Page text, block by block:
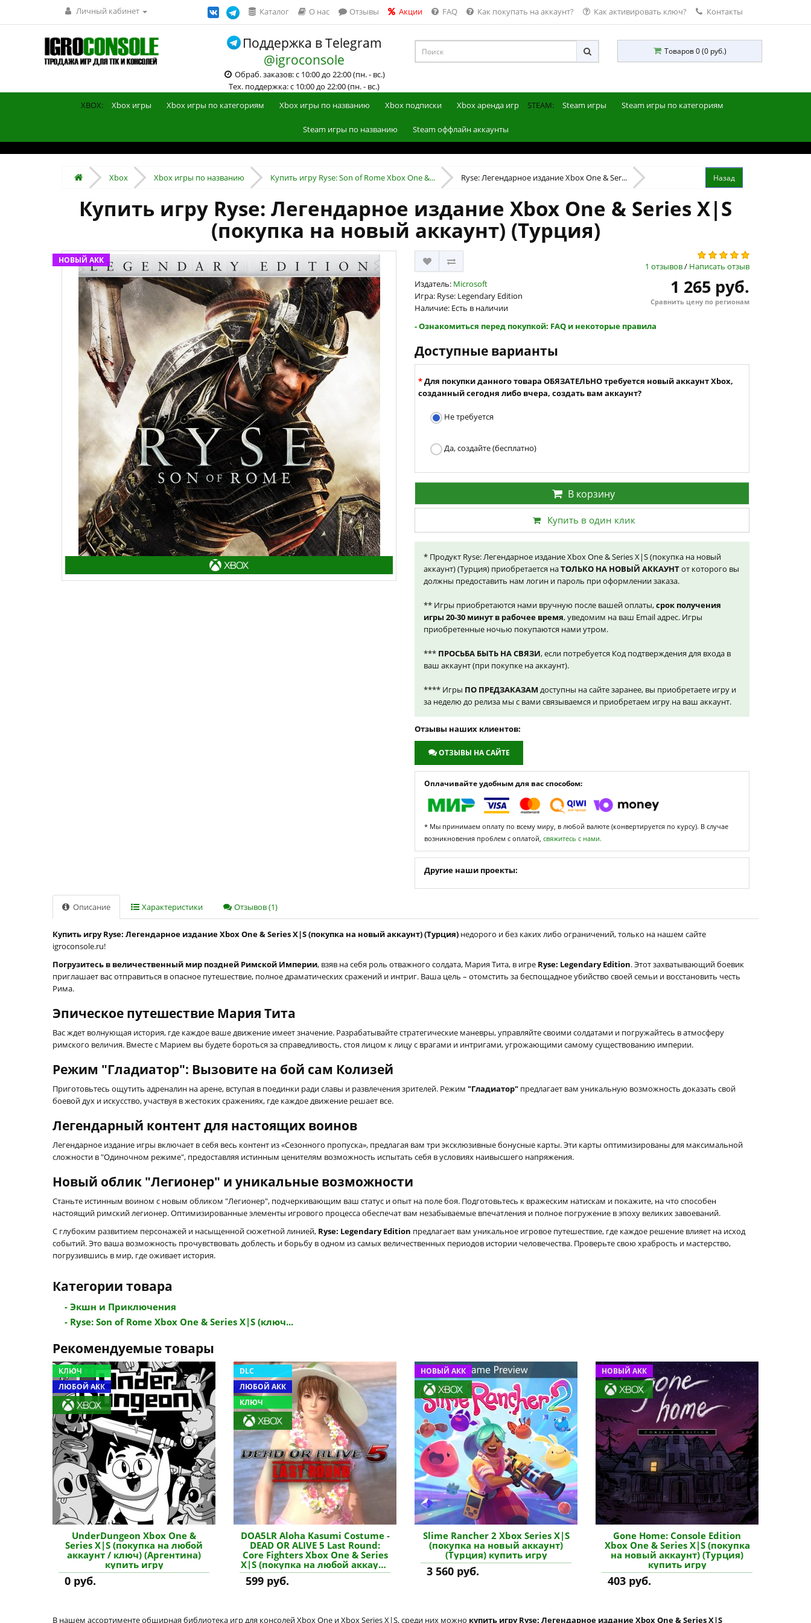
Личный кабинет Каталог О нас Отзывы Акции FAQ Как покупать на аккаунт? Как активировать ключ? Контакты
Поддержка в Telegram
@igroconsole
Обраб. заказов: с 10:00 до 22:00 (пн. - вс.)
Тех. поддержка: с 10:00 до 22:00 (пн. - вс.)
Товаров 0 (0 руб.)
XBOX: Xbox игры Xbox игры по категориям Xbox игры по названию Xbox подписки Xbox аренда игр STEAM: Steam игры Steam игры по категориям
Steam игры по названию Steam оффлайн аккаунты
Xbox Xbox игры по названию Купить игру Ryse: Son of Rome Xbox One &... Ryse: Легендарное издание Xbox One & Ser...
Купить игру Ryse: Легендарное издание Xbox One & Series X|S
(покупка на новый аккаунт) (Турция)
НОВЫЙ АКК
1 отзывов/ Написать отзыв
Издатель: Microsoft
Игра: Ryse: Legendary Edition
Наличие: Есть в наличии
1 265 руб.
Сравнить цену по регионам
- Ознакомиться перед покупкой: FAQ и некоторые правила
Доступные варианты
Для покупки данного товара ОБЯЗАТЕЛЬНО требуется новый аккаунт Xbox,
созданный сегодня либо вчера, создать вам аккаунт?
Не требуется
Да, создайте (бесплатно)
В корзину
Купить в один клик
* Продукт Ryse: Легендарное издание Xbox One & Series X|S (покупка на новый
аккаунт) (Турция) приобретается наТОЛЬКО НА НОВЫЙ АККАУНТот которого вы
должны предоставить нам логин и пароль при оформлении заказа.
** Игры приобретаются нами вручную после вашей оплаты,срок получения
игры 20-30 минут в рабочее время, уведомим на ваш Email адрес. Игры
приобретенные ночью покупаются нами утром.
*** ПРОСЬБА БЫТЬ НА СВЯЗИ, если потребуется Код подтверждения для входа в
ваш аккаунт (при покупке на аккаунт).
**** Игры ПО ПРЕДЗАКАЗАМ доступны на сайте заранее, вы приобретаете игру и
за неделю до релиза мы с вами связываемся и приобретаем игру на ваш аккаунт.
Отзывы наших клиентов:
ОТЗЫВЫ НА САЙТЕ
Оплачивайте удобным для вас способом:
* Мы принимаем оплату по всему миру, в любой валюте (конвертируется по курсу). В случае
возникновения проблем с оплатой, свяжитесь с нами.
Другие наши проекты:
Описание Характеристики Отзывов (1)
Купить игру Ryse: Легендарное издание Xbox One & Series X|S (покупка на новый аккаунт) (Турция) недорого и без каких либо ограничений, только на нашем сайте
igroconsole.ru!
Погрузитесь в величественный мир поздней Римской Империи, взяв на себя роль отважного солдата, Мария Тита, в игре Ryse: Legendary Edition. Этот захватывающий боевик
приглашает вас отправиться в опасное путешествие, полное драматических сражений и интриг. Ваша цель – отомстить за беспощадное убийство своей семьи и восстановить честь
Рима.
Эпическое путешествие Мария Тита
Вас ждет волнующая история, где каждое ваше движение имеет значение. Разрабатывайте стратегические маневры, управляйте своими солдатами и погружайтесь в атмосферу
римского величия. Вместе с Марием вы будете бороться за справедливость, стоя лицом к лицу с врагами и интригами, угрожающими самому существованию империи.
Режим "Гладиатор": Вызовите на бой сам Колизей
Приготовьтесь ощутить адреналин на арене, вступая в поединки ради славы и развлечения зрителей. Режим "Гладиатор" предлагает вам уникальную возможность доказать свой
боевой дух и искусство, участвуя в жестоких сражениях, где каждое движение решает все.
Легендарный контент для настоящих воинов
Легендарное издание игры включает в себя весь контент из «Сезонного пропуска», предлагая вам три эксклюзивные бонусные карты. Эти карты оптимизированы для максимальной
сложности в "Одиночном режиме", предоставляя истинным ценителям возможность испытать себя в условиях наивысшего напряжения.
Новый облик "Легионер" и уникальные возможности
Станьте истинным воином с новым обликом "Легионер", подчеркивающим ваш статус и опыт на поле боя. Подготовьтесь к вражеским натискам и покажите, на что способен
настоящий римский легионер. Оптимизированные элементы игрового процесса обеспечат вам незабываемые впечатления и полное погружение в эпоху великих завоеваний.
С глубоким развитием персонажей и насыщенной сюжетной линией, Ryse: Legendary Edition предлагает вам уникальное игровое путешествие, где каждое решение влияет на исход
событий. Это ваша возможность прочувствовать доблесть и борьбу в одном из самых величественных периодов истории человечества. Проверьте свою храбрость и мастерство,
погрузившись в мир, где оживает история.
Категории товара
- Экшн и Приключения
- Ryse: Son of Rome Xbox One & Series X|S (ключ...
Рекомендуемые товары
КЛЮЧ
ЛЮБОЙ АКК
UnderDungeon Xbox One &
Series X|S (покупка на любой
аккаунт / ключ) (Аргентина)
купить игру
0 руб.
DLC
ЛЮБОЙ АКК
КЛЮЧ
DOA5LR Aloha Kasumi Costume -
DEAD OR ALIVE 5 Last Round:
Core Fighters Xbox One & Series
X|S (покупка на любой аккаунт
/ ключ) (США) купить
дополнение
599 руб.
НОВЫЙ АКК
Slime Rancher 2 Xbox Series X|S
(покупка на новый аккаунт)
(Турция) купить игру
3 560 руб.
НОВЫЙ АКК
Gone Home: Console Edition
Xbox One & Series X|S (покупка
на новый аккаунт) (Турция)
купить игру
403 руб.
В нашем ассортименте обширная библиотека игр для консолей Xbox One и Xbox Series X|S, среди них можно купить игру Ryse: Легендарное издание Xbox One & Series X|S